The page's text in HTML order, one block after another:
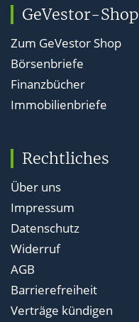
GeVestor-Shop
Zum GeVestor Shop
Börsenbriefe
Finanzbücher
Immobilienbriefe
Rechtliches
Über uns
Impressum
Datenschutz
Widerruf
AGB
Barrierefreiheit
Verträge kündigen